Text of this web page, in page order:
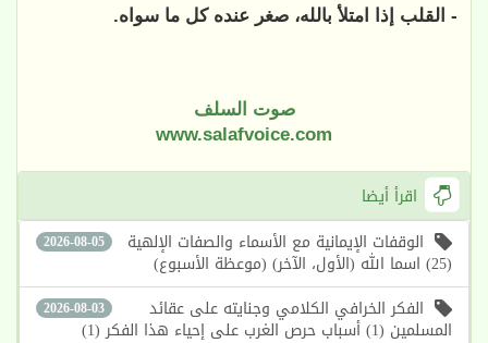
- القلب إذا امتلأ بالله، صغر عنده كل ما سواه.
صوت السلف
www.salafvoice.com
اقرأ أيضا
2026-08-05 الوقفات الإيمانية مع الأسماء والصفات الإلهية
(25) اسما الله (الأول، الآخر) (موعظة الأسبوع)
2026-08-03 الفكر الخرافي الكلامي وجنايته على عقائد
المسلمين (1) أسباب حرص الغرب على إحياء هذا الفكر (1)